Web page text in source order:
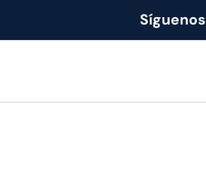
Síguenos